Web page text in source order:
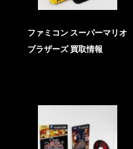
ファミコン スーパーマリオ
ブラザーズ 買取情報